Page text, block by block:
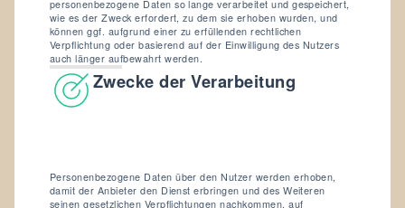
personenbezogene Daten so lange verarbeitet und gespeichert,
wie es der Zweck erfordert, zu dem sie erhoben wurden, und
können ggf. aufgrund einer zu erfüllenden rechtlichen
Verpflichtung oder basierend auf der Einwilligung des Nutzers
auch länger aufbewahrt werden.
Zwecke der Verarbeitung
Personenbezogene Daten über den Nutzer werden erhoben,
damit der Anbieter den Dienst erbringen und des Weiteren
seinen gesetzlichen Verpflichtungen nachkommen, auf